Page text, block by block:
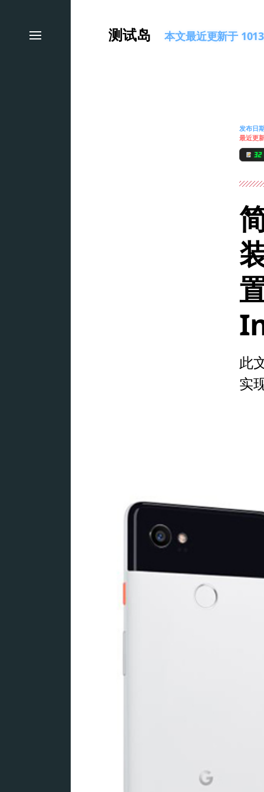
测试岛 本文最近更新于
发布日
最近更
此
实